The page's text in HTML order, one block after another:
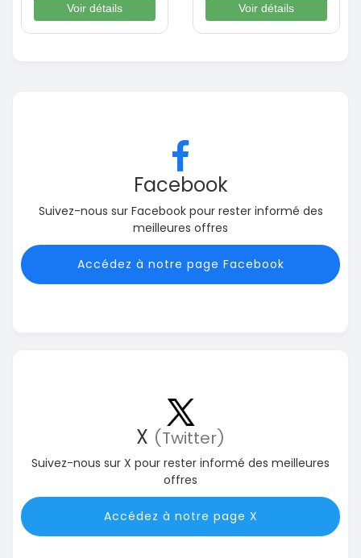
Voir détails
Voir détails
Facebook
Suivez-nous sur Facebook pour rester informé des
meilleures offres
Accédez à notre page Facebook
X (Twitter)
Suivez-nous sur X pour rester informé des meilleures
offres
Accédez à notre page X